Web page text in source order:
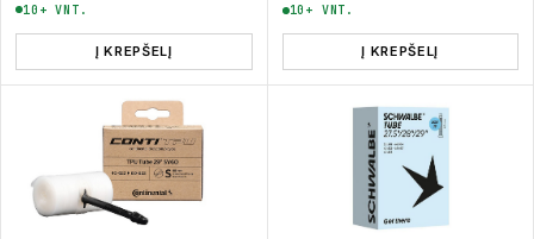
10+ VNT.
Į KREPŠELĮ
10+ VNT.
Į KREPŠELĮ